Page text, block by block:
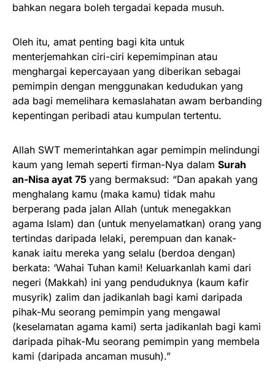
bahkan negara boleh tergadai kepada musuh.
Oleh itu, amat penting bagi kita untuk
menterjemahkan ciri-ciri kepemimpinan atau
menghargai kepercayaan yang diberikan sebagai
pemimpin dengan menggunakan kedudukan yang
ada bagi memelihara kemaslahatan awam berbanding
kepentingan peribadi atau kumpulan tertentu.
Allah SWT memerintahkan agar pemimpin melindungi
kaum yang lemah seperti firman-Nya dalam Surah
an-Nisa ayat 75 yang bermaksud: “Dan apakah yang
menghalang kamu (maka kamu) tidak mahu
berperang pada jalan Allah (untuk menegakkan
agama Islam) dan (untuk menyelamatkan) orang yang
tertindas daripada lelaki, perempuan dan kanak-
kanak iaitu mereka yang selalu (berdoa dengan)
berkata: ‘Wahai Tuhan kami! Keluarkanlah kami dari
negeri (Makkah) ini yang penduduknya (kaum kafir
musyrik) zalim dan jadikanlah bagi kami daripada
pihak-Mu seorang pemimpin yang mengawal
(keselamatan agama kami) serta jadikanlah bagi kami
daripada pihak-Mu seorang pemimpin yang membela
kami (daripada ancaman musuh).”